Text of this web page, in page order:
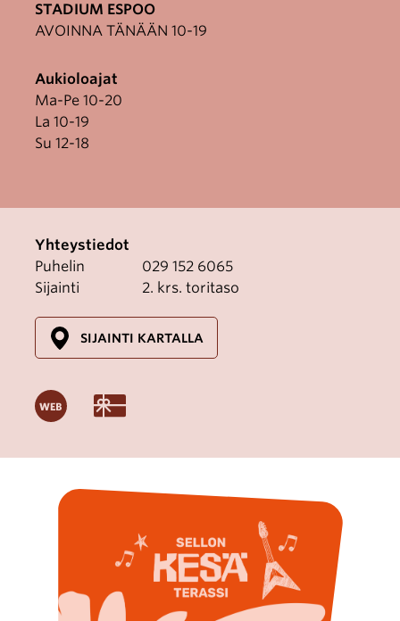
STADIUM ESPOO
AVOINNA TÄNÄÄN 10-19
Aukioloajat
Ma-Pe 10-20
La 10-19
Su 12-18
Yhteystiedot
Puhelin
029 152 6065
Sijainti
2. krs. toritaso
SIJAINTI KARTALLA